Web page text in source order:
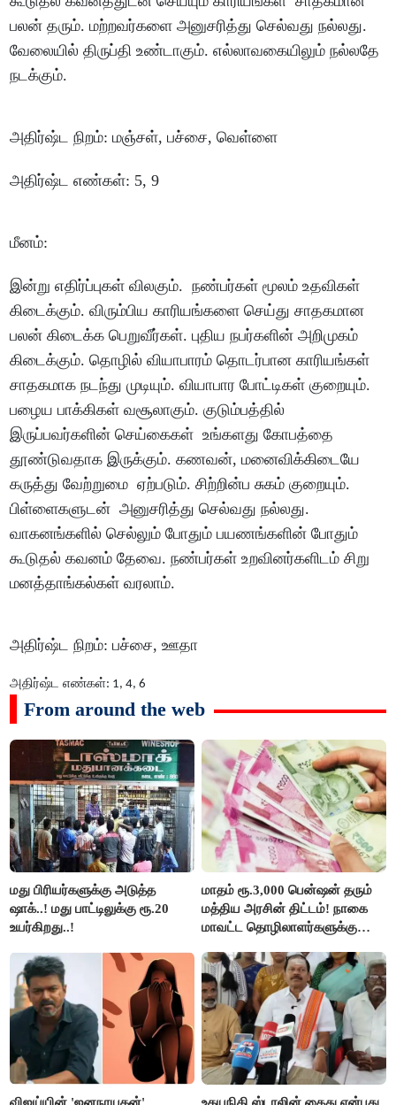
பலன் தரும்.மற்றவர்களை அனுசரித்து செல்வது நல்லது.
வேலையில் திருப்தி உண்டாகும்.எல்லாவகையிலும் நல்லதே
நடக்கும்.
அதிர்ஷ்ட நிறம்:மஞ்சள்,பச்சை,வெள்ளை
அதிர்ஷ்ட எண்கள்: 5, 9
மீனம்:
இன்று எதிர்ப்புகள் விலகும்.நண்பர்கள் மூலம் உதவிகள்
கிடைக்கும்.விரும்பிய காரியங்களை செய்து சாதகமான
பலன் கிடைக்க பெறுவீர்கள்.புதிய நபர்களின் அறிமுகம்
கிடைக்கும்.தொழில் வியாபாரம் தொடர்பான காரியங்கள்
சாதகமாக நடந்து முடியும்.வியாபார போட்டிகள் குறையும்.
பழைய பாக்கிகள் வசூலாகும்.குடும்பத்தில்
இருப்பவர்களின் செய்கைகள் உங்களது கோபத்தை
தூண்டுவதாக இருக்கும்.கணவன்,மனைவிக்கிடையே
கருத்து வேற்றுமை ஏற்படும்.சிற்றின்ப சுகம் குறையும்.
பிள்ளைகளுடன் அனுசரித்து செல்வது நல்லது.
வாகனங்களில் செல்லும் போதும் பயணங்களின் போதும்
கூடுதல் கவனம் தேவை.நண்பர்கள் உறவினர்களிடம் சிறு
மனத்தாங்கல்கள் வரலாம்.
அதிர்ஷ்ட நிறம்:பச்சை,ஊதா
அதிர்ஷ்ட எண்கள்: 1, 4, 6
From around the web
மது பிரியர்களுக்கு அடுத்த
ஷாக்..! மது பாட்டிலுக்கு ரூ.20
உயர்கிறது..!
மாதம் ரூ.3,000 பென்ஷன் தரும்
மத்திய அரசின் திட்டம்! நாகை
மாவட்ட தொழிலாளர்களுக்கு
செய்தி!